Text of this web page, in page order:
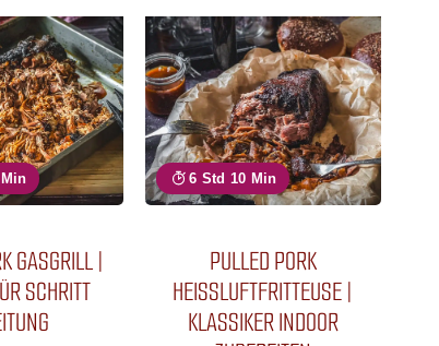
GASGRILL |
SCHRITT
6 Std 10 Min
PULLED PORK
HEISSLUFTFRITTEUSE | K
LASSIKER INDOOR Z